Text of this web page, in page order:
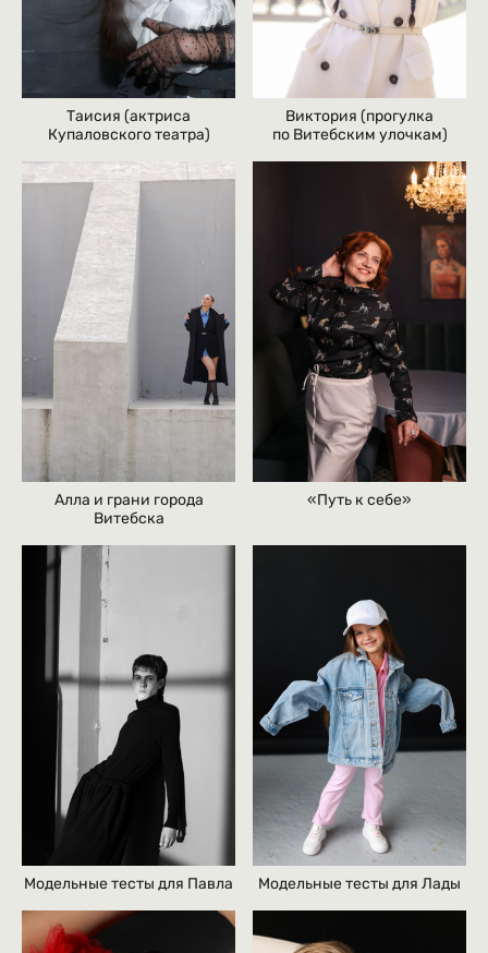
Таисия (актриса
Купаловского театра)
Виктория (прогулка
по Витебским улочкам)
Алла и грани города
Витебска
«Путь к себе»
Модельные тесты для Павла Модельные тесты для Лады